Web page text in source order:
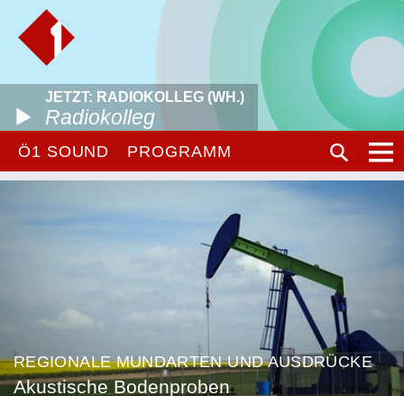
JETZT: RADIOKOLLEG (WH.)
Radiokolleg
Ö1 SOUND PROGRAMM
REGIONALE MUNDARTEN UND AUSDRÜCKE
Akustische Bodenproben